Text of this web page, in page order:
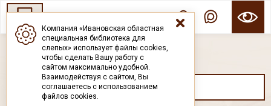
Компания «Ивановская областная
специальная библиотека для
слепых» использует файлы cookies,
чтобы сделать Вашу работу с
сайтом максимально удобной.
Взаимодействуя с сайтом, Вы
соглашаетесь с использованием
файлов cookies.
ГОСУДАРСТВЕННОЕ БЮДЖЕТНОЕ УЧРЕЖДЕНИЕ ИВАНОВСКОЙ ОБЛАСТИ
ИВАНОВСКАЯ ОБЛАСТНАЯ СПЕЦИАЛЬНАЯ
БИБЛИОТЕКА ДЛЯ СЛЕПЫХ